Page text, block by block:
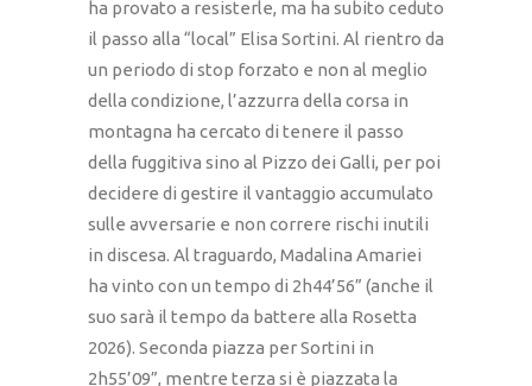
ha provato a resisterle, ma ha subito ceduto
il passo alla “local” Elisa Sortini. Al rientro da
un periodo di stop forzato e non al meglio
della condizione, l’azzurra della corsa in
montagna ha cercato di tenere il passo
della fuggitiva sino al Pizzo dei Galli, per poi
decidere di gestire il vantaggio accumulato
sulle avversarie e non correre rischi inutili
in discesa. Al traguardo, Madalina Amariei
ha vinto con un tempo di 2h44’56” (anche il
suo sarà il tempo da battere alla Rosetta
2026). Seconda piazza per Sortini in
2h55’09”, mentre terza si è piazzata la